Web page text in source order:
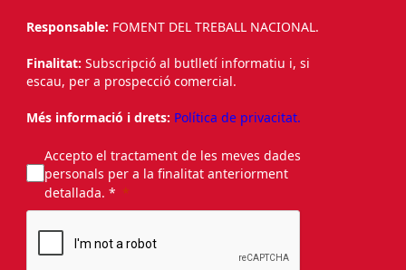
Responsable: FOMENT DEL TREBALL NACIONAL.
Finalitat: Subscripció al butlletí informatiu i, si
escau, per a prospecció comercial.
Més informació i drets: Política de privacitat.
Accepto el tractament de les meves dades
personals per a la finalitat anteriorment
detallada. *